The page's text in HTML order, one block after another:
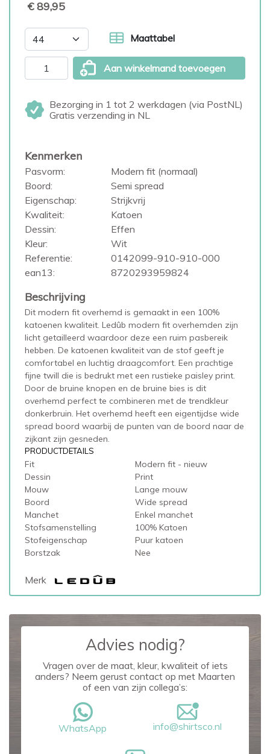
€ 89,95
Maattabel
Aan winkelmand toevoegen
Bezorging in 1 tot 2 werkdagen (via PostNL)
Gratis verzending in NL
Kenmerken
Pasvorm:
Modern fit (normaal)
Boord:
Semi spread
Eigenschap:
Strijkvrij
Kwaliteit:
Katoen
Dessin:
Effen
Kleur:
Wit
Referentie:
0142099-910-910-000
ean13:
8720293959824
Beschrijving
Dit modern fit overhemd is gemaakt in een 100%
katoenen kwaliteit. Ledûb modern fit overhemden zijn
licht getailleerd waardoor deze een ruim pasbereik
hebben. De katoenen kwaliteit van de stof geeft je
comfortabel en luchtig draagcomfort. Een prachtige
fijne twill die is bedrukt met een rustieke paisley print.
Door de bruine knopen en de bruine bies is dit
overhemd perfect te combineren met de trendkleur
donkerbruin. Het overhemd heeft een eigentijdse wide
spread boord waarbij de punten van de boord naar de
zijkant zijn gesneden.
PRODUCTDETAILS
Fit
Modern fit - nieuw
Dessin
Print
Mouw
Lange mouw
Boord
Wide spread
Manchet
Enkel manchet
Stofsamenstelling
100% Katoen
Stofeigenschap
Puur katoen
Borstzak
Nee
Merk
Advies nodig?
Vragen over de maat, kleur, kwaliteit of iets
anders? Neem gerust contact op met Maarten
of een van zijn collega’s:
WhatsApp info@shirtsco.nl